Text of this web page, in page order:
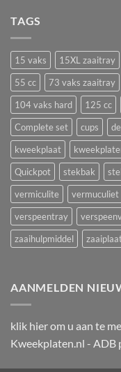
TAGS
15 vaks 15XL zaaitray
55 cc
73 vaks zaaitray
104 vaks hard
125 cc
Complete set
cups
kweekplaat
Quickpot
stekbak
vermiculite
vermuculiet
verspeentray
zaaihulpmiddel
AANMELDEN
klik hierom u aan te
Kweekplaten.nl - ADB